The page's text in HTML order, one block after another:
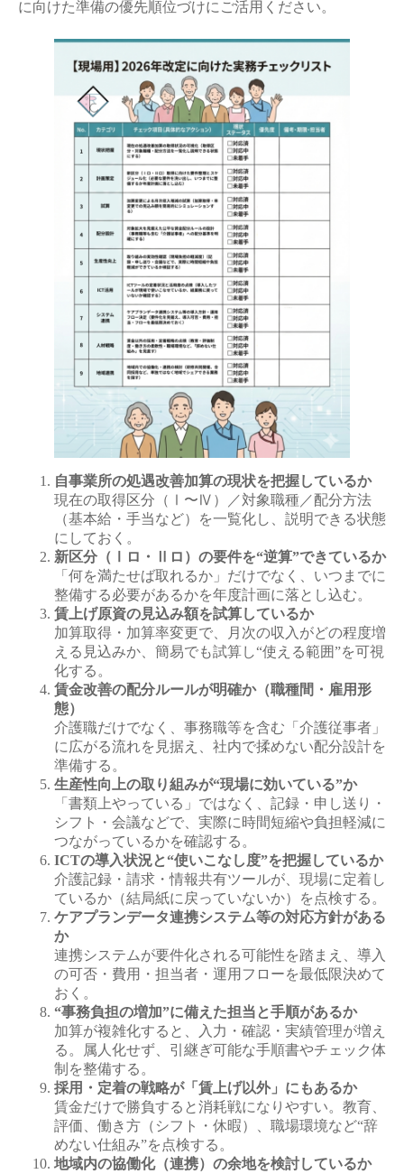
に向けた準備の優先順位づけにご活用ください。
自事業所の処遇改善加算の現状を把握しているか
現在の取得区分（Ⅰ〜Ⅳ）／対象職種／配分方法
（基本給・手当など）を一覧化し、説明できる状態
にしておく。
新区分（Ⅰロ・Ⅱロ）の要件を“逆算”できているか
「何を満たせば取れるか」だけでなく、いつまでに
整備する必要があるかを年度計画に落とし込む。
賃上げ原資の見込み額を試算しているか
加算取得・加算率変更で、月次の収入がどの程度増
える見込みか、簡易でも試算し“使える範囲”を可視
化する。
賃金改善の配分ルールが明確か（職種間・雇用形
態）
介護職だけでなく、事務職等を含む「介護従事者」
に広がる流れを見据え、社内で揉めない配分設計を
準備する。
生産性向上の取り組みが“現場に効いている”か
「書類上やっている」ではなく、記録・申し送り・
シフト・会議などで、実際に時間短縮や負担軽減に
つながっているかを確認する。
ICTの導入状況と“使いこなし度”を把握しているか
介護記録・請求・情報共有ツールが、現場に定着し
ているか（結局紙に戻っていないか）を点検する。
ケアプランデータ連携システム等の対応方針がある
か
連携システムが要件化される可能性を踏まえ、導入
の可否・費用・担当者・運用フローを最低限決めて
おく。
“事務負担の増加”に備えた担当と手順があるか
加算が複雑化すると、入力・確認・実績管理が増え
る。属人化せず、引継ぎ可能な手順書やチェック体
制を整備する。
採用・定着の戦略が「賃上げ以外」にもあるか
賃金だけで勝負すると消耗戦になりやすい。教育、
評価、働き方（シフト・休暇）、職場環境など“辞
めない仕組み”を点検する。
地域内の協働化（連携）の余地を検討しているか